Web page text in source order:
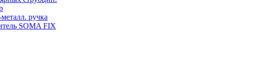
ручка
SOMA FIX